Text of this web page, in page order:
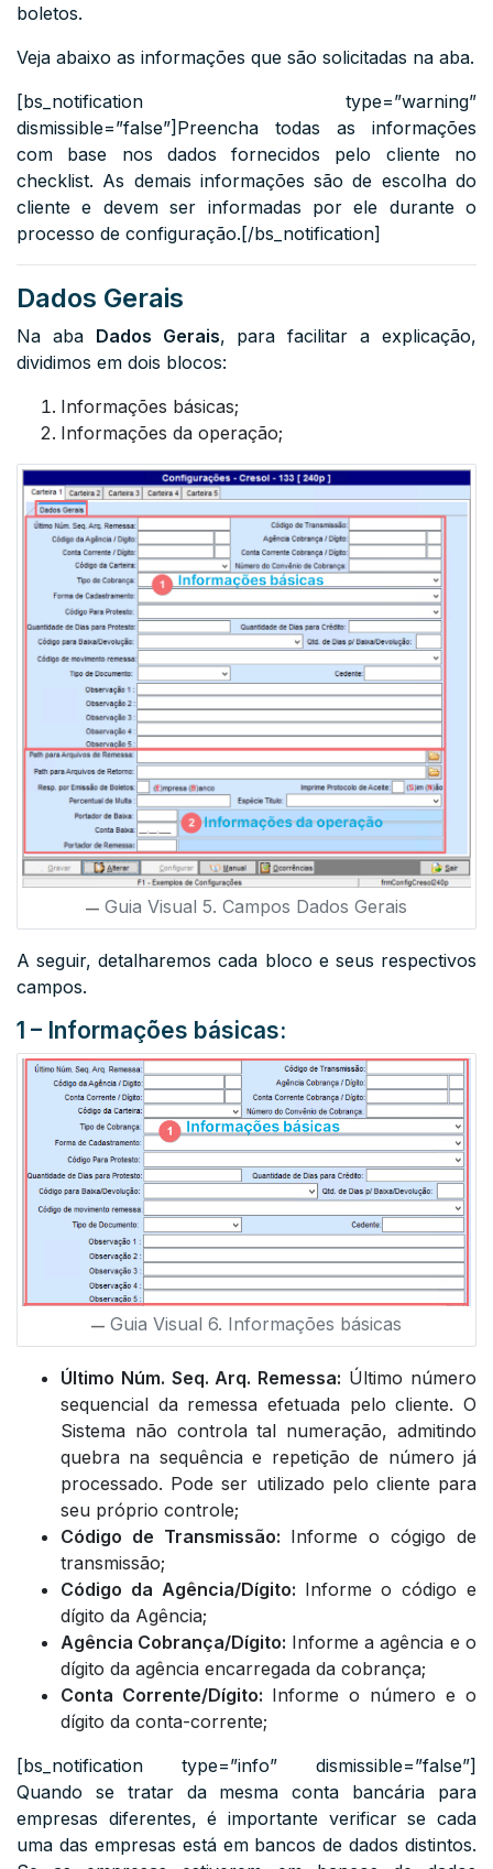
boletos.
Veja abaixo as informações que são solicitadas na aba.
[bs_notification type=”warning”
dismissible=”false”]Preencha todas as informações
com base nos dados fornecidos pelo cliente no
checklist. As demais informações são de escolha do
cliente e devem ser informadas por ele durante o
processo de configuração.[/bs_notification]
Dados Gerais
Na aba Dados Gerais, para facilitar a explicação,
dividimos em dois blocos:
Informações básicas;
Informações da operação;
Guia Visual 5. Campos Dados Gerais
A seguir, detalharemos cada bloco e seus respectivos
campos.
1 – Informações básicas:
Guia Visual 6. Informações básicas
Último Núm. Seq. Arq. Remessa: Último número
sequencial da remessa efetuada pelo cliente. O
Sistema não controla tal numeração, admitindo
quebra na sequência e repetição de número já
processado. Pode ser utilizado pelo cliente para
seu próprio controle;
Código de Transmissão: Informe o cógigo de
transmissão;
Código da Agência/Dígito: Informe o código e
dígito da Agência;
Agência Cobrança/Dígito: Informe a agência e o
dígito da agência encarregada da cobrança;
Conta Corrente/Dígito: Informe o número e o
dígito da conta-corrente;
[bs_notification type=”info” dismissible=”false”]
Quando se tratar da mesma conta bancária para
empresas diferentes, é importante verificar se cada
uma das empresas está em bancos de dados distintos.